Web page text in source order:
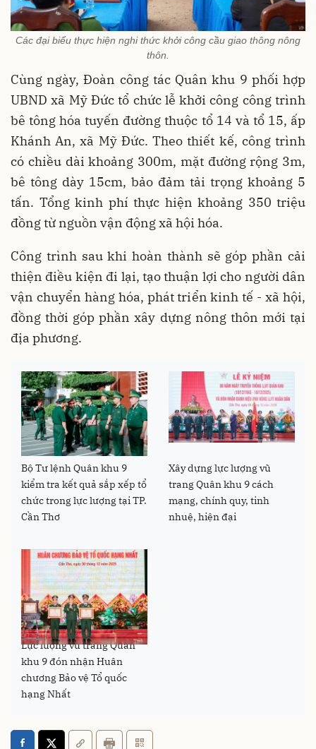
Các đại biểu thực hiện nghi thức khởi công cầu giao thông nông
thôn.
Cùng ngày, Đoàn công tác Quân khu 9 phối hợp
UBND xã Mỹ Đức tổ chức lễ khởi công công trình
bê tông hóa tuyến đường thuộc tổ 14 và tổ 15, ấp
Khánh An, xã Mỹ Đức. Theo thiết kế, công trình
có chiều dài khoảng 300m, mặt đường rộng 3m,
bê tông dày 15cm, bảo đảm tải trọng khoảng 5
tấn. Tổng kinh phí thực hiện khoảng 350 triệu
đồng từ nguồn vận động xã hội hóa.
Công trình sau khi hoàn thành sẽ góp phần cải
thiện điều kiện đi lại, tạo thuận lợi cho người dân
vận chuyển hàng hóa, phát triển kinh tế - xã hội,
đồng thời góp phần xây dựng nông thôn mới tại
địa phương.
Bộ Tư lệnh Quân khu 9
kiểm tra kết quả sắp xếp tổ
chức trong lực lượng tại TP.
Cần Thơ
Xây dựng lực lượng vũ
trang Quân khu 9 cách
mạng, chính quy, tinh
nhuệ, hiện đại
Lực lượng vũ trang Quân
khu 9 đón nhận Huân
chương Bảo vệ Tổ quốc
hạng Nhất